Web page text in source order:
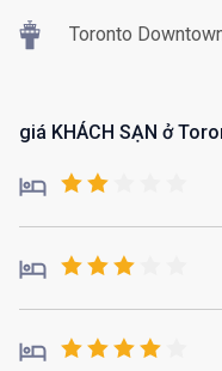
Toronto
giá KHÁCH SẠN ở